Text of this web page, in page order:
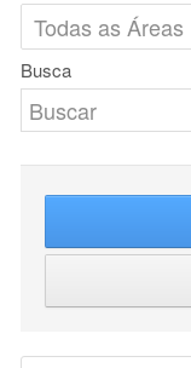
Busca